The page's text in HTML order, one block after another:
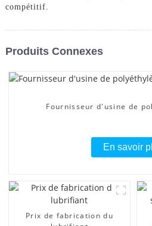
compétitif.
Produits Connexes
Fournisseur d'usine de
En savoir
Prix ​​de fabrication du